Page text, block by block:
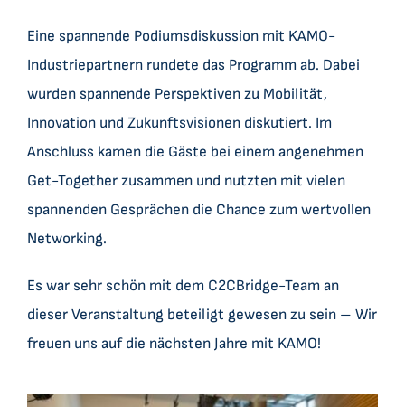
Eine spannende Podiumsdiskussion mit KAMO-
Industriepartnern rundete das Programm ab. Dabei
wurden spannende Perspektiven zu Mobilität,
Innovation und Zukunftsvisionen diskutiert. Im
Anschluss kamen die Gäste bei einem angenehmen
Get-Together zusammen und nutzten mit vielen
spannenden Gesprächen die Chance zum wertvollen
Networking.
Es war sehr schön mit dem C2CBridge-Team an
dieser Veranstaltung beteiligt gewesen zu sein – Wir
freuen uns auf die nächsten Jahre mit KAMO!